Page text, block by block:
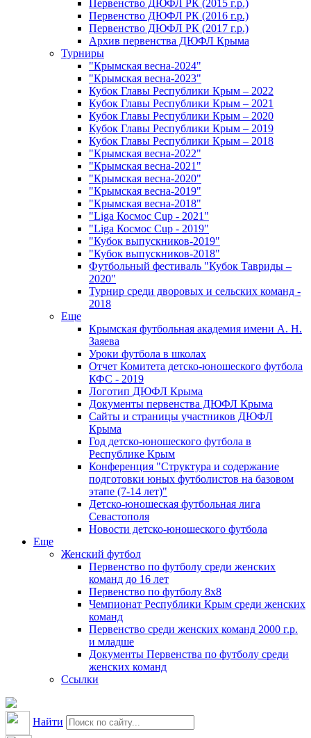
Первенство ДЮФЛ РК (2015 г.р.)
Первенство ДЮФЛ РК (2016 г.р.)
Первенство ДЮФЛ РК (2017 г.р.)
Архив первенства ДЮФЛ Крыма
Турниры
"Крымская весна-2024"
"Крымская весна-2023"
Кубок Главы Республики Крым – 2022
Кубок Главы Республики Крым – 2021
Кубок Главы Республики Крым – 2020
Кубок Главы Республики Крым – 2019
Кубок Главы Республики Крым – 2018
"Крымская весна-2022"
"Крымская весна-2021"
"Крымская весна-2020"
"Крымская весна-2019"
"Крымская весна-2018"
"Liga Космос Cup - 2021"
"Liga Космос Cup - 2019"
"Кубок выпускников-2019"
"Кубок выпускников-2018"
Футбольный фестиваль "Кубок Тавриды –
2020"
Турнир среди дворовых и сельских команд -
2018
Еще
Крымская футбольная академия имени А. Н.
Заяева
Уроки футбола в школах
Отчет Комитета детско-юношеского футбола
КФС - 2019
Логотип ДЮФЛ Крыма
Документы первенства ДЮФЛ Крыма
Сайты и страницы участников ДЮФЛ
Крыма
Год детско-юношеского футбола в
Республике Крым
Конференция "Структура и содержание
подготовки юных футболистов на базовом
этапе (7-14 лет)"
Детско-юношеская футбольная лига
Севастополя
Новости детско-юношеского футбола
Еще
Женский футбол
Первенство по футболу среди женских
команд до 16 лет
Первенство по футболу 8х8
Чемпионат Республики Крым среди женских
команд
Первенство среди женских команд 2000 г.р.
и младше
Документы Первенства по футболу среди
женских команд
Ссылки
Найти